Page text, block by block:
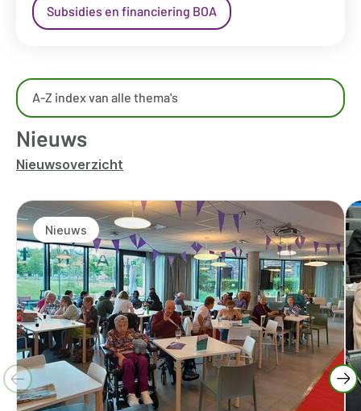
Subsidies en financiering BOA
Overzicht
kennisdomeinen
A-Z index van alle thema's
Nieuws
Nieuwsoverzicht
Nieuws